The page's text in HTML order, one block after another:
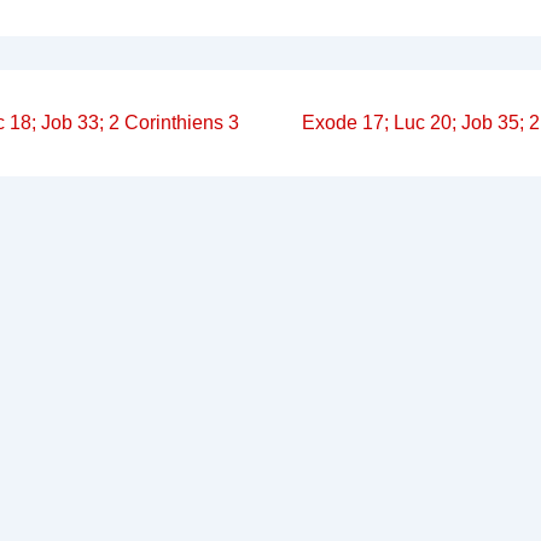
18; Job 33; 2 Corinthiens 3
Next
Exode 17; Luc 20; Job 35;